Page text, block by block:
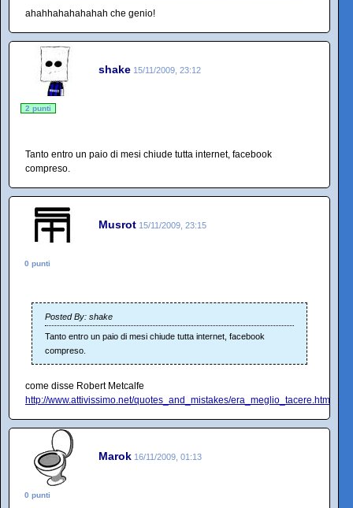
ahahhahahahahah che genio!
shake 15/11/2009, 23:12
2 punti
Tanto entro un paio di mesi chiude tutta internet, facebook
compreso.
Musrot 15/11/2009, 23:15
0 punti
Posted By: shake
Tanto entro un paio di mesi chiude tutta internet, facebook
compreso.
come disse Robert Metcalfe
http://www.attivissimo.net/quotes_and_mistakes/era_meglio_tacere.htm
Marok 16/11/2009, 01:13
0 punti